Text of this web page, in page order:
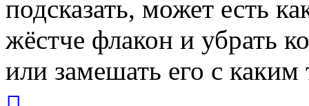
подсказать, может есть
жёстче флакон и убрать
или замешать его с каким